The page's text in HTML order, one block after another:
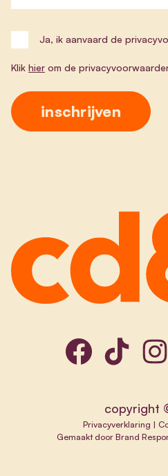
Ja, ik aanvaard de
Klik hier om de
copyright
Privacyverklaring |
Gemaakt doorBrand